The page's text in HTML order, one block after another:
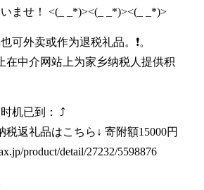
ませ！ <(_ _*)><(_ _*)><(_ _*)>
可外卖或作为退税礼品。❗️。
在中介网站上为家乡纳税人提供积
机已到： ⤴️
返礼品はこちら↓ 寄附額15000円
product/detail/27232/5598876